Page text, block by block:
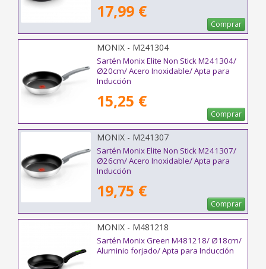
17,99 €
Comprar
MONIX - M241304
Sartén Monix Elite Non Stick M241304/
Ø20cm/ Acero Inoxidable/ Apta para
Inducción
15,25 €
Comprar
MONIX - M241307
Sartén Monix Elite Non Stick M241307/
Ø26cm/ Acero Inoxidable/ Apta para
Inducción
19,75 €
Comprar
MONIX - M481218
Sartén Monix Green M481218/ Ø18cm/
Aluminio forjado/ Apta para Inducción